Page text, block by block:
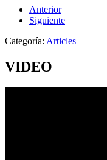
Anterior
Siguiente
Categoría: Articles
VIDEO